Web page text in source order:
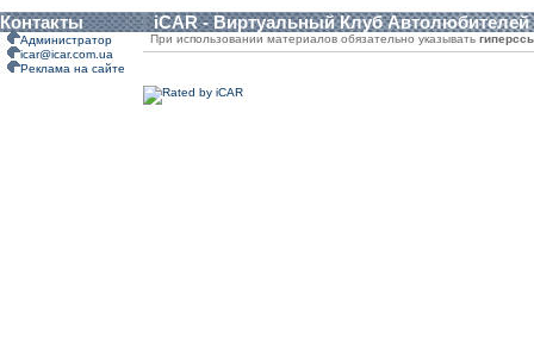
Контакты iCAR - Виртуальный Клуб Автолюбителей
Администратор
icar@icar.com.ua
Реклама на сайте
При использовании материалов обязательно указывать